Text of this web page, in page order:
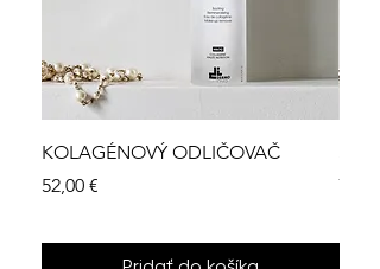
KOLAGÉNOVÝ ODLIČOVAČ
Cena
52,00 €
Cena
79,00